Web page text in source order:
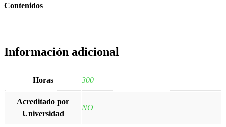
Contenidos
Información adicional
Horas 300
Acreditado por
Universidad
NO